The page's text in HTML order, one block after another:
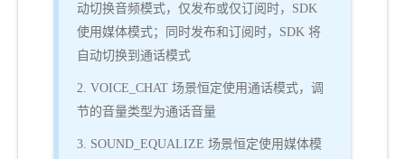
动切换音频模式，仅发布或仅订阅时，SDK
使用媒体模式；同时发布和订阅时，SDK 将
自动切换到通话模式
2. VOICE_CHAT 场景恒定使用通话模式，调
节的音量类型为通话音量
3. SOUND_EQUALIZE 场景恒定使用媒体模